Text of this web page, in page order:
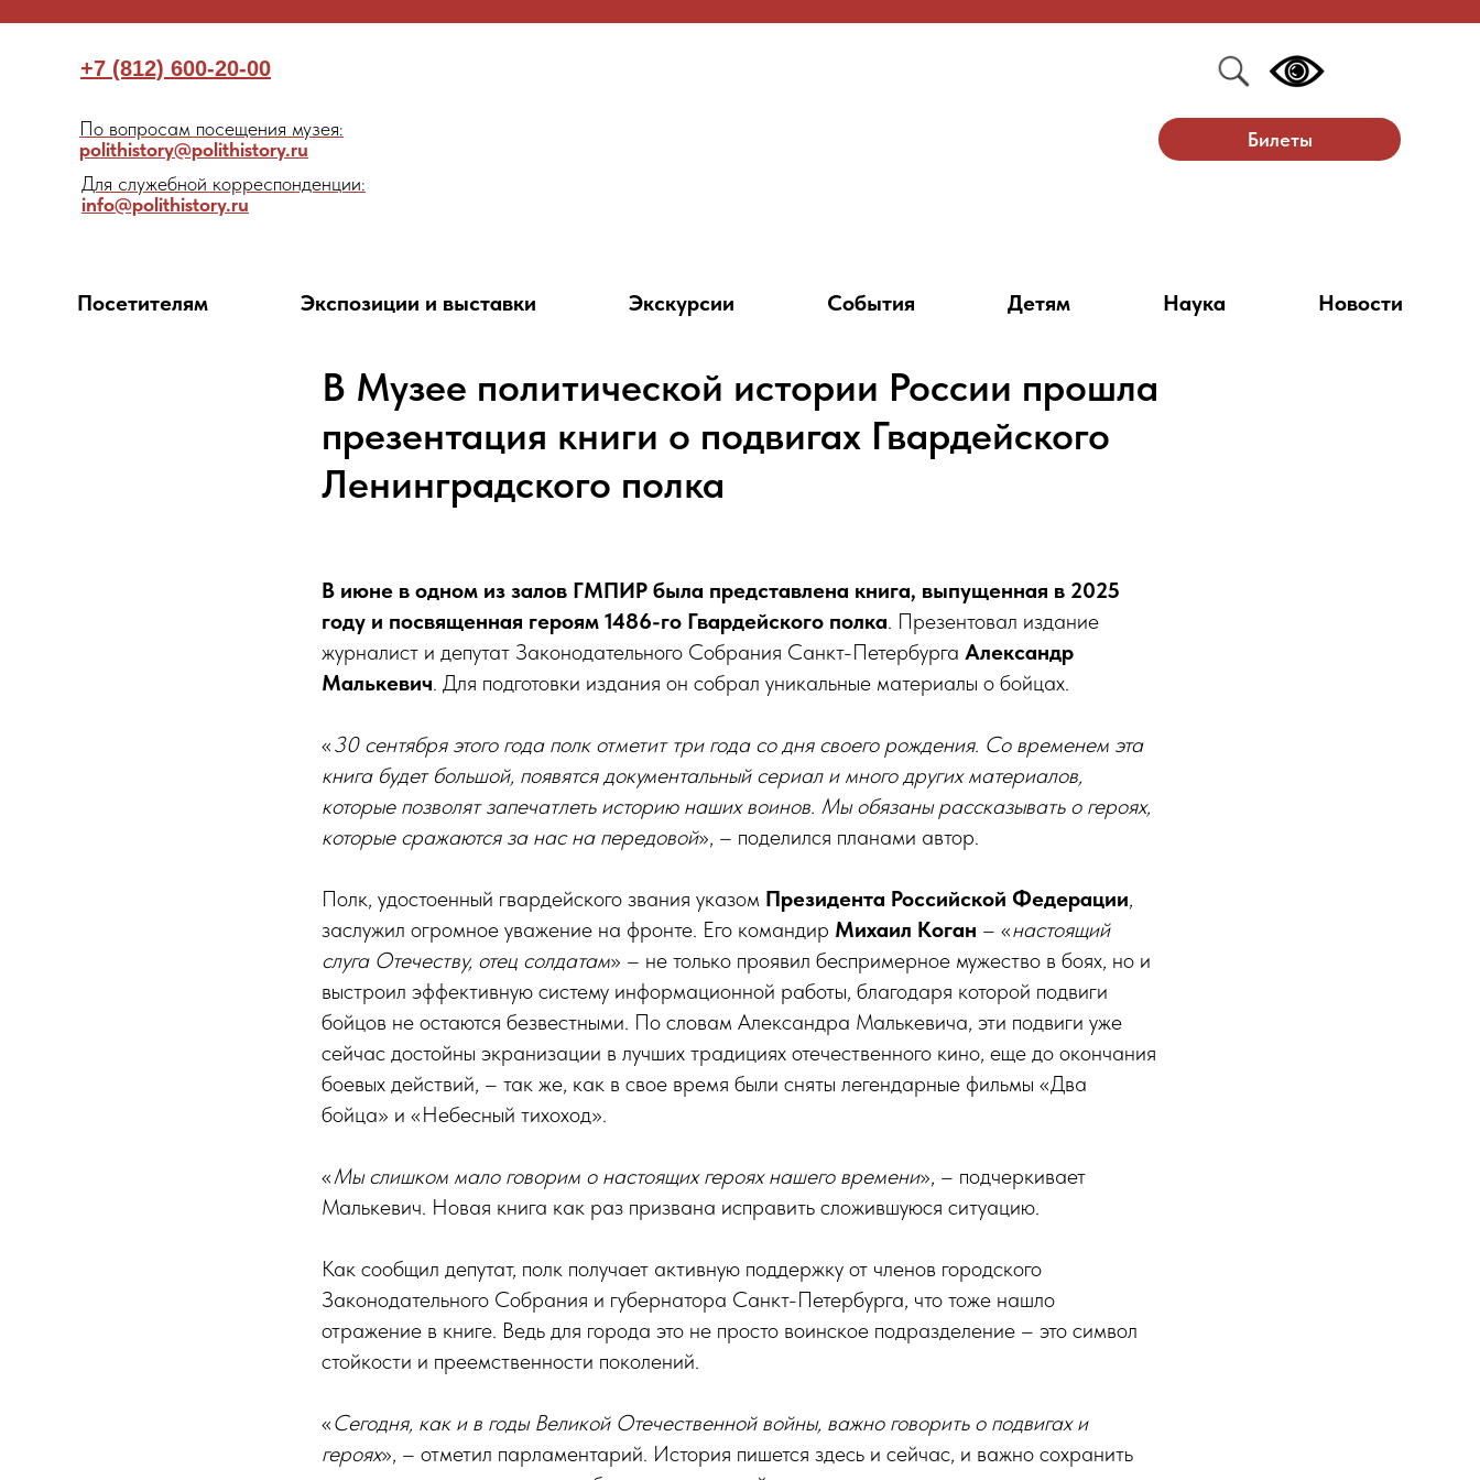
Билеты
+7 (812) 600-20-00
По вопросам посещения музея:
polithistory@polithistory.ru
Для служебной корреспонденции:
info@polithistory.ru
Посетителям Экспозиции и выставки Экскурсии События Детям Наука Новости
В Музее политической истории России прошла
презентация книги о подвигах Гвардейского
Ленинградского полка
В июне в одном из залов ГМПИР была представлена книга, выпущенная в 2025
году и посвященная героям 1486-го Гвардейского полка. Презентовал издание
журналист и депутат Законодательного Собрания Санкт-Петербурга Александр
Малькевич. Для подготовки издания он собрал уникальные материалы о бойцах.
«30 сентября этого года полк отметит три года со дня своего рождения. Со временем эта
книга будет большой, появятся документальный сериал и много других материалов,
которые позволят запечатлеть историю наших воинов. Мы обязаны рассказывать о героях,
которые сражаются за нас на передовой», – поделился планами автор.
Полк, удостоенный гвардейского звания указом Президента Российской Федерации,
заслужил огромное уважение на фронте. Его командир Михаил Коган – «настоящий
слуга Отечеству, отец солдатам» – не только проявил беспримерное мужество в боях, но и
выстроил эффективную систему информационной работы, благодаря которой подвиги
бойцов не остаются безвестными. По словам Александра Малькевича, эти подвиги уже
сейчас достойны экранизации в лучших традициях отечественного кино, еще до окончания
боевых действий, – так же, как в свое время были сняты легендарные фильмы «Два
бойца» и «Небесный тихоход».
«Мы слишком мало говорим о настоящих героях нашего времени», – подчеркивает
Малькевич. Новая книга как раз призвана исправить сложившуюся ситуацию.
Как сообщил депутат, полк получает активную поддержку от членов городского
Законодательного Собрания и губернатора Санкт-Петербурга, что тоже нашло
отражение в книге. Ведь для города это не просто воинское подразделение – это символ
стойкости и преемственности поколений.
«Сегодня, как и в годы Великой Отечественной войны, важно говорить о подвигах и
героях», – отметил парламентарий. История пишется здесь и сейчас, и важно сохранить